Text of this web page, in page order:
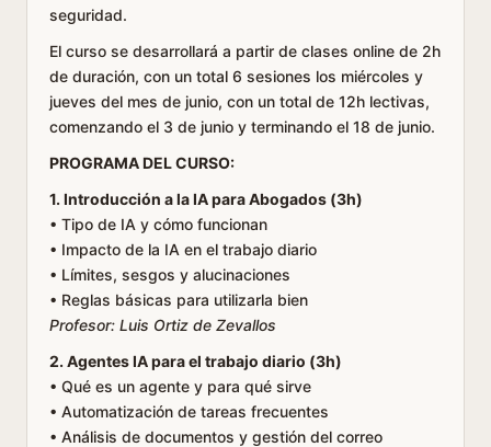
seguridad.
El curso se desarrollará a partir de clases online de 2h
de duración, con un total 6 sesiones los miércoles y
jueves del mes de junio, con un total de 12h lectivas,
comenzando el 3 de junio y terminando el 18 de junio.
PROGRAMA DEL CURSO:
1. Introducción a la IA para Abogados (3h)
• Tipo de IA y cómo funcionan
• Impacto de la IA en el trabajo diario
• Límites, sesgos y alucinaciones
• Reglas básicas para utilizarla bien
Profesor: Luis Ortiz de Zevallos
2. Agentes IA para el trabajo diario (3h)
• Qué es un agente y para qué sirve
• Automatización de tareas frecuentes
• Análisis de documentos y gestión del correo